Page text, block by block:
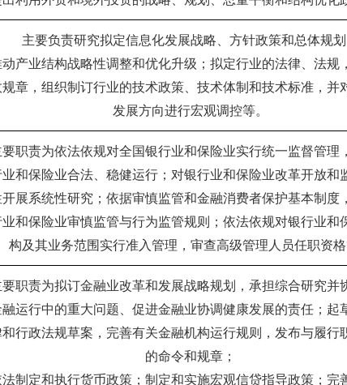
主要负责研究拟定信息化发展战略、方针政策和总体规划
动产业结构战略性调整和优化升级；拟定行业的法律、法规
规章，组织制订行业的技术政策、技术体制和技术标准，并
发展方向进行宏观调控等。
要职责为依法依规对全国银行业和保险业实行统一监督管理
业和保险业合法、稳健运行；对银行业和保险业改革开放和
开展系统性研究；依据审慎监管和金融消费者保护基本制度
业和保险业审慎监管与行为监管规则；依法依规对银行业和
构及其业务范围实行准入管理，审查高级管理人员任职资格
要职责为拟订金融业改革和发展战略规划，承担综合研究并
融运行中的重大问题、促进金融业协调健康发展的责任；起
和行政法规草案，完善有关金融机构运行规则，发布与履行
的命令和规章；
法制定和执行货币政策；制定和实施宏观信贷指导政策；完